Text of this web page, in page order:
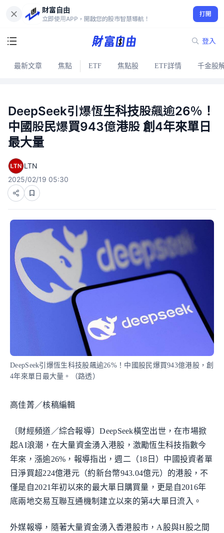
財富自由
立即使用APP，開啟您的股市智慧導航！
打開
登入
最新文章 焦點 ETF 焦點股 ETF詳情 千金股
DeepSeek引爆恆生科技股飆逾26％！
中國股民爆買943億港股 創4年來單日
最大量
LTN
2025/02/19 05:30
DeepSeek引爆恆生科技股飆逾26%！中國股民爆買943億港股，創
4年來單日最大量。（路透）
高佳菁／核稿編輯
〔財經頻道／綜合報導〕DeepSeek橫空出世，在市場掀
起AI浪潮，在大量資金湧入港股，激勵恆生科技指數今
年來，漲逾26%，報導指出，週二（18日）中國投資者單
日淨買超224億港元（約新台幣943.04億元）的港股，不
僅是自2021年初以來的最大單日購買量，更是自2016年
底兩地交易互聯互通機制建立以來的第4大單日流入。
外媒報導，隨著大量資金湧入香港股市，A股與H股之間